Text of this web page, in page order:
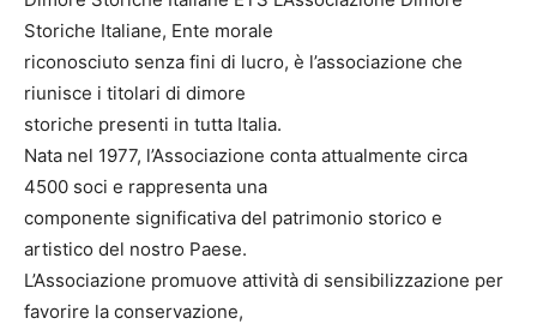
Storiche Italiane, Ente morale
riconosciuto senza fini di lucro, è l’associazione che
riunisce i titolari di dimore
storiche presenti in tutta Italia.
Nata nel 1977, l’Associazione conta attualmente circa
4500 soci e rappresenta una
componente significativa del patrimonio storico e
artistico del nostro Paese.
L’Associazione promuove attività di sensibilizzazione per
favorire la conservazione,